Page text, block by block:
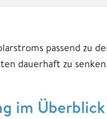
passend zu
dauerhaft zu
im Überblick